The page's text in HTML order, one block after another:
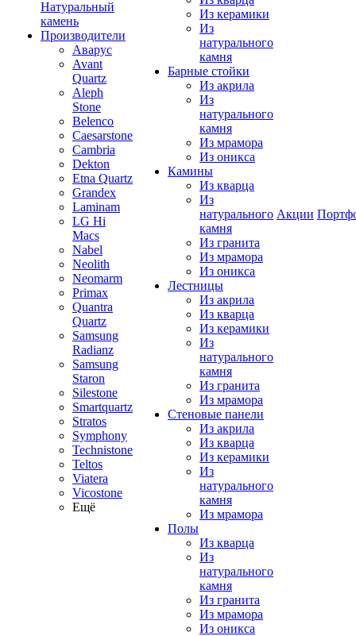
Натуральный
камень
Производители
Аварус
Avant
Quartz
Aleph
Stone
Belenco
Caesarstone
Cambria
Dekton
Etna Quartz
Grandex
Laminam
LG Hi
Macs
Nabel
Neolith
Neomarm
Primax
Quantra
Quartz
Samsung
Radianz
Samsung
Staron
Silestone
Smartquartz
Stratos
Symphony
Technistone
Teltos
Viatera
Vicostone
Ещё
Из керамики
Из
натурального
камня
Барные стойки
Из акрила
Из
натурального
камня
Из мрамора
Из оникса
Камины
Из кварца
Из
натурального
камня
Из гранита
Из мрамора
Из оникса
Лестницы
Из акрила
Из кварца
Из керамики
Из
натурального
камня
Из гранита
Из мрамора
Стеновые панели
Из акрила
Из кварца
Из керамики
Из
натурального
камня
Из мрамора
Полы
Из кварца
Из
натурального
камня
Из гранита
Из мрамора
Из оникса
Акции